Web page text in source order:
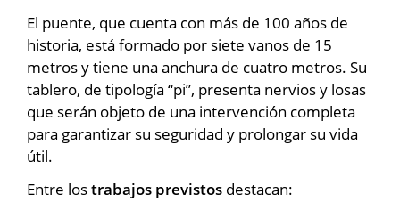
El puente, que cuenta con más de 100 años de
historia, está formado por siete vanos de 15
metros y tiene una anchura de cuatro metros. Su
tablero, de tipología “pi”, presenta nervios y losas
que serán objeto de una intervención completa
para garantizar su seguridad y prolongar su vida
útil.
Entre lostrabajos previstos destacan: